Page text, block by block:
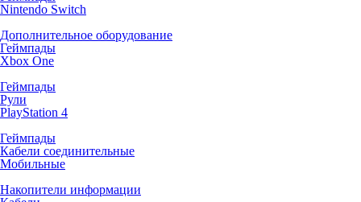
Nintendo Switch
Дополнительное оборудование
Геймпады
Xbox One
Геймпады
Рули
PlayStation 4
Геймпады
Кабели соединительные
Мобильные
Накопители информации